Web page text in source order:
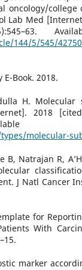
oncology/college
Lab Med
144/5/545/
Book. 2018.
H. Molecular
2018
molecular-
B, Natrajan R,
J Natl Cancer
for
With
marker